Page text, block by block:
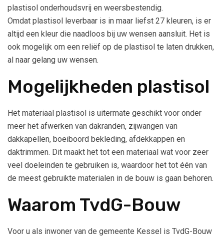
plastisol onderhoudsvrij en weersbestendig.
Omdat plastisol leverbaar is in maar liefst 27 kleuren, is er
altijd een kleur die naadloos bij uw wensen aansluit. Het is
ook mogelijk om een reliëf op de plastisol te laten drukken,
al naar gelang uw wensen.
Mogelijkheden plastisol
Het materiaal plastisol is uitermate geschikt voor onder
meer het afwerken van dakranden, zijwangen van
dakkapellen, boeiboord bekleding, afdekkappen en
daktrimmen. Dit maakt het tot een materiaal wat voor zeer
veel doeleinden te gebruiken is, waardoor het tot één van
de meest gebruikte materialen in de bouw is gaan behoren.
Waarom TvdG-Bouw
Voor u als inwoner van de gemeente Kessel is TvdG-Bouw